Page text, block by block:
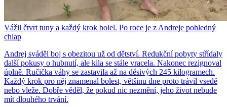
Vážil čtvrt tuny a každý krok bolel. Po roce je z Andreje pohledný
chlap
Andrej sváděl boj s obezitou už od dětství. Redukční pobyty střídaly
další pokusy o hubnutí, ale kila se stále vracela. Nakonec rezignoval
úplně. Ručička váhy se zastavila až na děsivých 245 kilogramech.
Každý krok pro něj znamenal bolest, většinu dne proto trávil vsedě
nebo vleže. Dobře věděl, že pokud nic nezmění, jeho život nebude
mít dlouhého trvání.